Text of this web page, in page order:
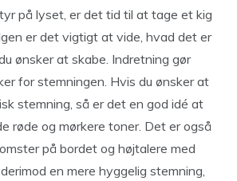
på lyset, er det tid til at tage et kig
er det vigtigt at vide, hvad det er
ønsker at skabe. Indretning gør
for stemningen. Hvis du ønsker at
stemning, så er det en god idé at
røde og mørkere toner. Det er også
på bordet og højtalere med
en mere hyggelig stemning,